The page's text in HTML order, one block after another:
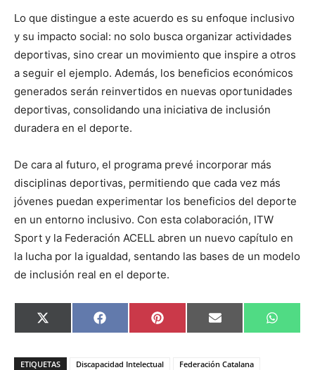
Lo que distingue a este acuerdo es su enfoque inclusivo
y su impacto social: no solo busca organizar actividades
deportivas, sino crear un movimiento que inspire a otros
a seguir el ejemplo. Además, los beneficios económicos
generados serán reinvertidos en nuevas oportunidades
deportivas, consolidando una iniciativa de inclusión
duradera en el deporte.
De cara al futuro, el programa prevé incorporar más
disciplinas deportivas, permitiendo que cada vez más
jóvenes puedan experimentar los beneficios del deporte
en un entorno inclusivo. Con esta colaboración, ITW
Sport y la Federación ACELL abren un nuevo capítulo en
la lucha por la igualdad, sentando las bases de un modelo
de inclusión real en el deporte.
Compartir
en
X
(Twitter)
Compartir
en
Facebook Compartir
en
Pinterest Compartir
en
Email
en
ETIQUETAS Discapacidad Intelectual
Federación Catalana